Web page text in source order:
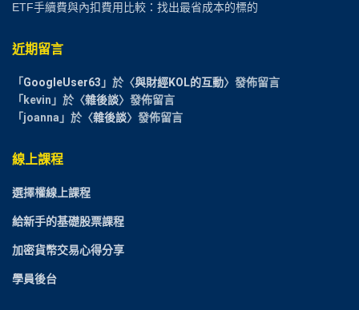
ETF手續費與內扣費用比較：找出最省成本的標的
近期留言
「 GoogleUser63 」於〈與財經KOL的互動〉發佈留言
「 kevin 」於〈雜後談〉發佈留言
「 joanna 」於〈雜後談〉發佈留言
線上課程
選擇權線上課程
給新手的基礎股票課程
加密貨幣交易心得分享
學員後台